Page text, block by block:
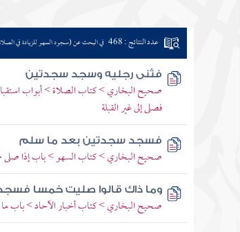
عدد النتائج : 468 في البحث عن (سجود السهو للزيادة في
فثنى رجليه وسجد سجدتين
صحيح البخاري > كتاب الصلاة > أبواب استقبال
فصلى إلى غير القبلة
فسجد سجدتين بعد ما سلم
صحيح البخاري > كتاب السهو > باب إذا صلى
وما ذاك قالوا صليت خمسا
صحيح البخاري > كتاب أخبار الآحاد > باب ما